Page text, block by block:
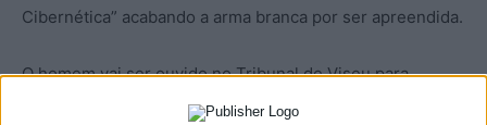
Cibernética” acabando a arma branca por ser apreendida.
O homem vai ser ouvido no Tribunal de Viseu para
conhecer a medida de coação por este crime de posse